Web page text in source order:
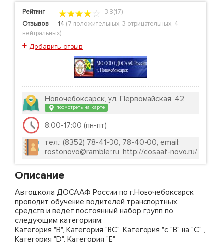
Рейтинг
3.8(17)
Отзывов
14 (7 положительных, 3 отрицательных, 4
нейтральных)
+ Добавить отзыв
Новочебоксарск, ул. Первомайская, 42
посмотреть на карте
8:00-17:00 (пн-пт)
тел.: (8352) 78-41-00, 78-40-00, email:
rostonovo@rambler.ru, http://dosaaf-novo.ru/
Описание
Автошкола ДОСААФ России по г.Новочебоксарск
проводит обучение водителей транспортных
средств и ведет постоянный набор групп по
следующим категориям:
Категория "В", Категория "ВС", Категория "с "В" на "С" ,
Категория "D", Категория "E"